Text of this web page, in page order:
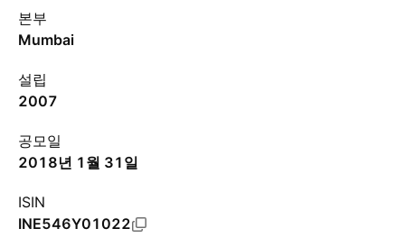
본부
Mumbai
설립
2007
공모일
2018년 1월 31일
ISIN
INE546Y01022